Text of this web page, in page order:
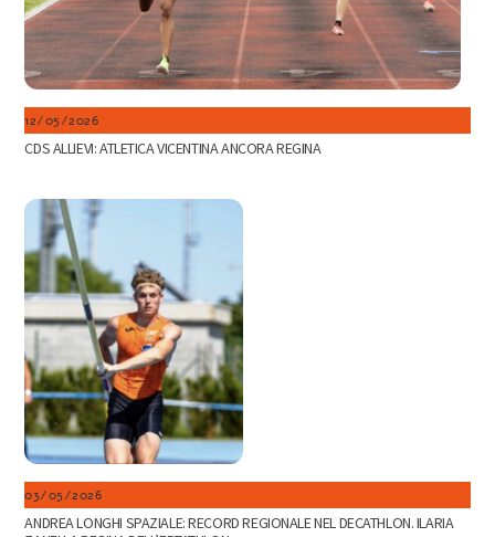
12/05/2026
CDS ALLIEVI: ATLETICA VICENTINA ANCORA REGINA
03/05/2026
ANDREA LONGHI SPAZIALE: RECORD REGIONALE NEL DECATHLON. ILARIA